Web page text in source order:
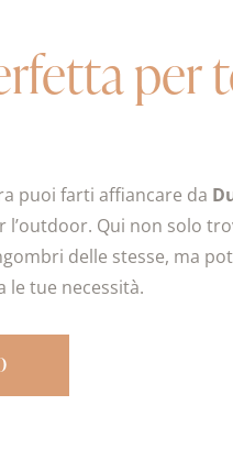
per
puoi farti affiancare da
Qui non solo
delle stesse, ma
le tue necessità.